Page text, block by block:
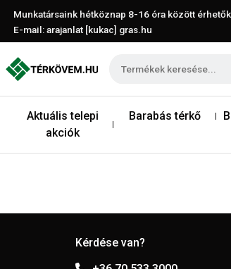
Munkatársaink hétköznap 8-16 óra között
E-mail: arajanlat [kukac] gras.hu
Aktuális telepi
akciók
Barabás térkő
Kérdése van?